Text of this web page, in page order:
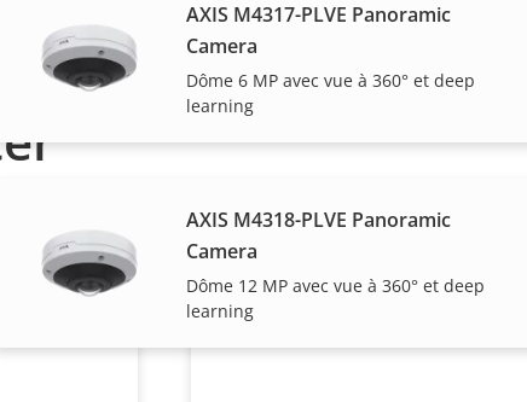
AXIS M4317-PLVE Panoramic
Camera
Dôme 6 MP avec vue à 360° et deep
learning
AXIS M4318-PLVE Panoramic
Camera
Dôme 12 MP avec vue à 360° et deep
learning
et installés de manière experte par
confiance.